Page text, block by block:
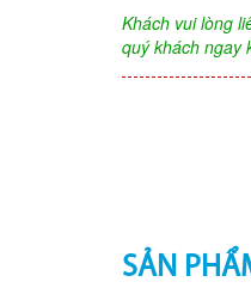
Khách vui lòng
quý khách ngay
SẢN